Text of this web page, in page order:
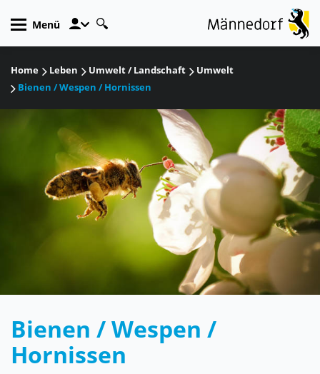
Kopfzeile
Menü
Inhalt
Home Leben Umwelt / Landschaft
Umwelt
Bienen / Wespen / Hornissen
Bienen / Wespen /
Hornissen